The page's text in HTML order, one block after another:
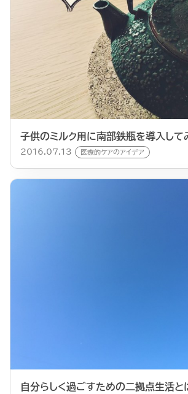
子供のミルク用に南部鉄瓶を導入して
2016.07.13 医療的ケアのアイデア
自分らしく過ごすための二拠点生活と